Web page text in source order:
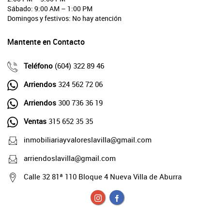
Sábado: 9:00 AM – 1:00 PM
Domingos y festivos: No hay atención
Mantente en Contacto
Teléfono (604) 322 89 46
Arriendos 324 562 72 06
Arriendos 300 736 36 19
Ventas 315 652 35 35
inmobiliariayvaloreslavilla@gmail.com
arriendoslavilla@gmail.com
Calle 32 81ª 110 Bloque 4 Nueva Villa de Aburra